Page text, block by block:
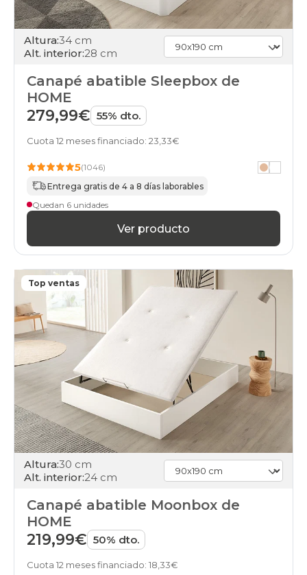
black-
days
canapes-
abatibles
80x200cm-
unfrente
black-
160x200cm
abatibles
black-
canapes-
abatibles
90x180cm-
abatibles
180x180cm
black-
days
canapes-
abatibles
180x190cm-
doble
black-
days
canapes-
90x190cm-
abatibles
Altura:34 cm
Alt. interior:28 cm
Canapé abatible Sleepbox de
HOME
279,99€ 55% dto.
Cuota 12 meses financiado: 23,33€
5(1046)
Entrega gratis de 4 a 8 días laborables
Quedan 6 unidades
Ver producto
Top ventas
Altura:30 cm
Alt. interior:24 cm
Canapé abatible Moonbox de
HOME
219,99€ 50% dto.
Cuota 12 meses financiado: 18,33€